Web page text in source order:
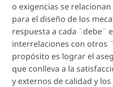
o exigencias se
para el diseño de los
respuesta a cada ¨debe¨
interrelaciones con otros
propósito es lograr el
que conlleva a la
y externos de calidad y